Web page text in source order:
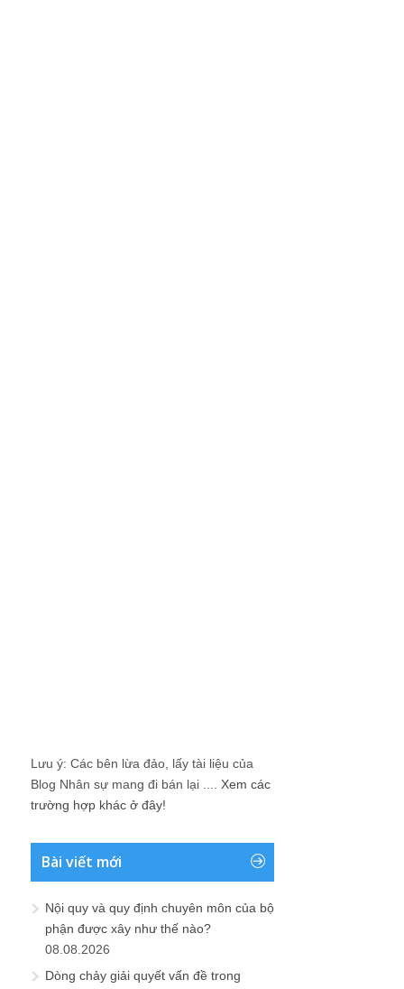
Lưu ý: Các bên lừa đảo, lấy tài liệu của
Blog Nhân sự mang đi bán lại .... Xem các
trường hợp khác ở đây!
Bài viết mới
Nội quy và quy định chuyên môn của bộ
phận được xây như thế nào?
08.08.2026
Dòng chảy giải quyết vấn đề trong